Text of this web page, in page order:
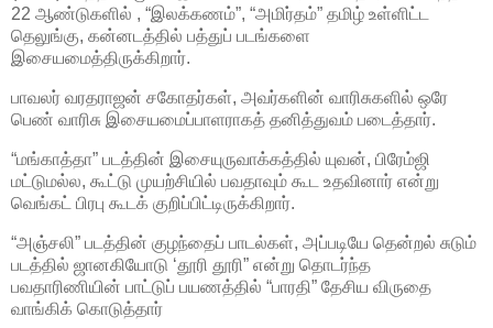
22 ஆண்டுகளில் , “இலக்கணம்”, “அமிர்தம்” தமிழ் உள்ளிட்ட
தெலுங்கு, கன்னடத்தில் பத்துப் படங்களை
இசையமைத்திருக்கிறார்.
பாவலர் வரதராஜன் சகோதர்கள், அவர்களின் வாரிசுகளில் ஒரே
பெண் வாரிசு இசையமைப்பாளராகத் தனித்துவம் படைத்தார்.
“மங்காத்தா” படத்தின் இசையுருவாக்கத்தில் யுவன், பிரேம்ஜி
மட்டுமல்ல, கூட்டு முயற்சியில் பவதாவும் கூட உதவினார் என்று
வெங்கட் பிரபு கூடக் குறிப்பிட்டிருக்கிறார்.
“அஞ்சலி” படத்தின் குழந்தைப் பாடல்கள், அப்படியே தென்றல் சுடும்
படத்தில் ஜானகியோடு ‘தூரி தூரி” என்று தொடர்ந்த
பவதாரிணியின் பாட்டுப் பயணத்தில் “பாரதி” தேசிய விருதை
வாங்கிக் கொடுத்தார்